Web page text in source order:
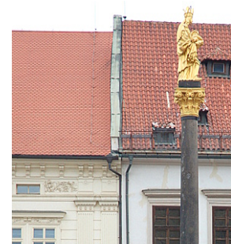
Sloup Panny Marie na Mírovém náměstí v
Lounech
Sloup se sochou Piety u hřbitova ve
Strupčicích
Sloup Nejsvětější Trojice na rozcestí v
Hošnicích
Sloup Panny Marie v Třebenicích
Sloup s kaplicí (boží muka) u kostela
svatého Stanislava v Měrunicích